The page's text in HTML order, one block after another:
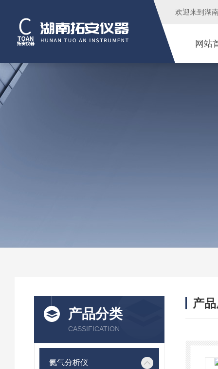
欢迎来到 湖
网站
产品分类
CASSIFICATION
氦气分析仪
产